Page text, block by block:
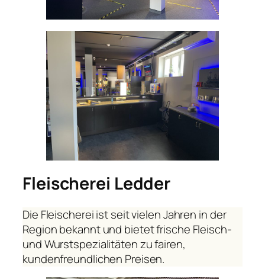
Fleischerei Ledder
Die Fleischerei ist seit vielen Jahren in der
Region bekannt und bietet frische Fleisch-
und Wurstspezialitäten zu fairen,
kundenfreundlichen Preisen.